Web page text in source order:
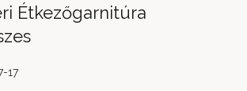
Étkezőgarnitúra
17